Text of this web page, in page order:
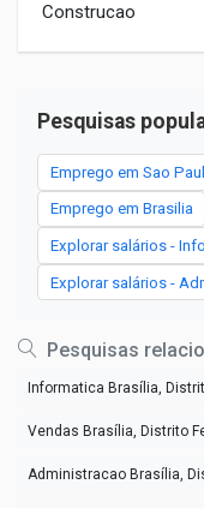
Construcao
Pesquisas
Emprego em Sao
Emprego em Brasilia
Explorar salários -
Explorar salários -
Pesquisas
Informatica Brasília,
Vendas Brasília, Distrito
Administracao Brasília,